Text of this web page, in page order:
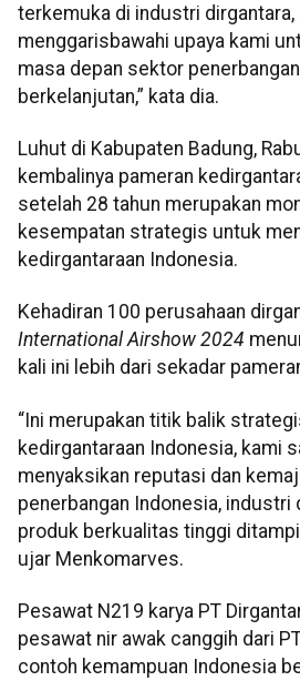
terkemuka di industri dirgantara,
menggarisbawahi upaya kami
masa depan sektor
berkelanjutan,” kata dia.
Luhut di Kabupaten Badung,
kembalinya pameran
setelah 28 tahun merupakan
kesempatan strategis untuk
kedirgantaraan Indonesia.
Kehadiran 100 perusahaan
International Airshow 2024
kali ini lebih dari sekadar
“Ini merupakan titik balik
kedirgantaraan Indonesia, kami
menyaksikan reputasi dan
penerbangan Indonesia, industri
produk berkualitas tinggi
ujar Menkomarves.
Pesawat N219 karya PT
pesawat nir awak canggih dari
contoh kemampuan Indonesia